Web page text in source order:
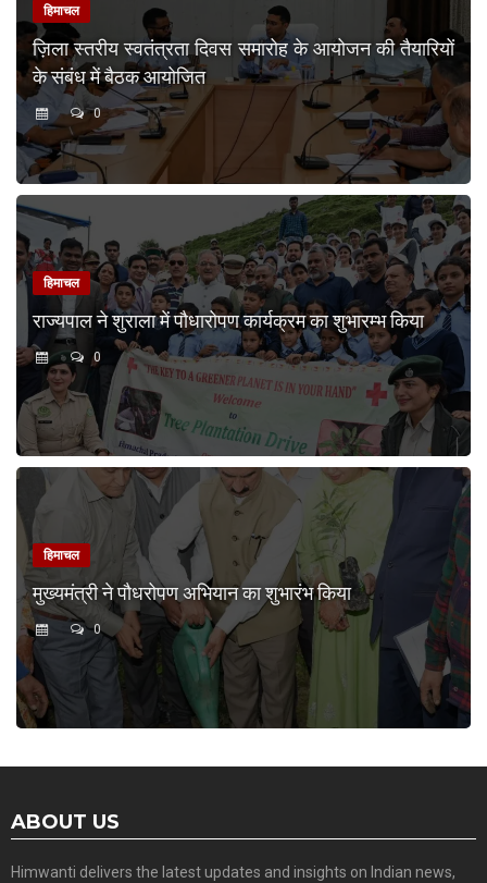
हिमाचल
ज़िला स्तरीय स्वतंत्रता दिवस समारोह के आयोजन की तैयारियों
के संबंध में बैठक आयोजित
0
हिमाचल
राज्यपाल ने शुराला में पौधारोपण कार्यक्रम का शुभारम्भ किया
0
हिमाचल
मुख्यमंत्री ने पौधरोपण अभियान का शुभारंभ किया
0
ABOUT US
Himwanti delivers the latest updates and insights on Indian news,